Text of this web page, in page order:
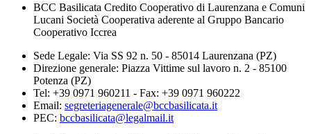
BCC Basilicata Credito Cooperativo di Laurenzana e Comuni
Lucani Società Cooperativa aderente al Gruppo Bancario
Cooperativo Iccrea
Sede Legale: Via SS 92 n. 50 - 85014 Laurenzana (PZ)
Direzione generale: Piazza Vittime sul lavoro n. 2 - 85100
Potenza (PZ)
Tel: +39 0971 960211 - Fax: +39 0971 960222
Email: segreteriagenerale@bccbasilicata.it
PEC: bccbasilicata@legalmail.it